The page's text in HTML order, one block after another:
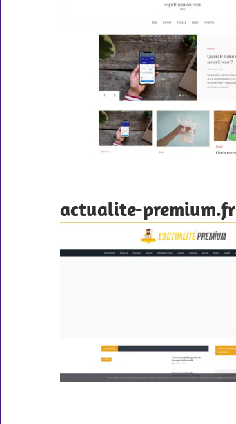
actualite-premium.fr